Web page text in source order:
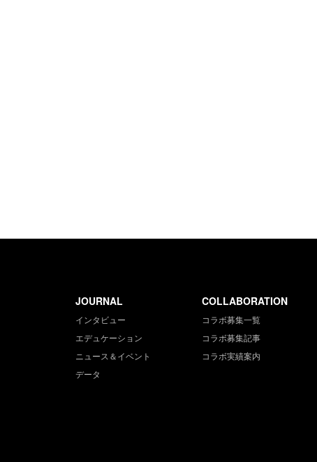
JOURNAL
インタビュー
エデュケーション
ニュース＆イベント
データ
COLLABORATION
コラボ募集一覧
コラボ募集記事
コラボ実績案内